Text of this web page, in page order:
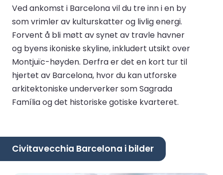
Ved ankomst i Barcelona vil du tre inn i en by
som vrimler av kulturskatter og livlig energi.
Forvent å bli møtt av synet av travle havner
og byens ikoniske skyline, inkludert utsikt over
Montjuïc-høyden. Derfra er det en kort tur til
hjertet av Barcelona, hvor du kan utforske
arkitektoniske underverker som Sagrada
Família og det historiske gotiske kvarteret.
Civitavecchia Barcelona i bilder